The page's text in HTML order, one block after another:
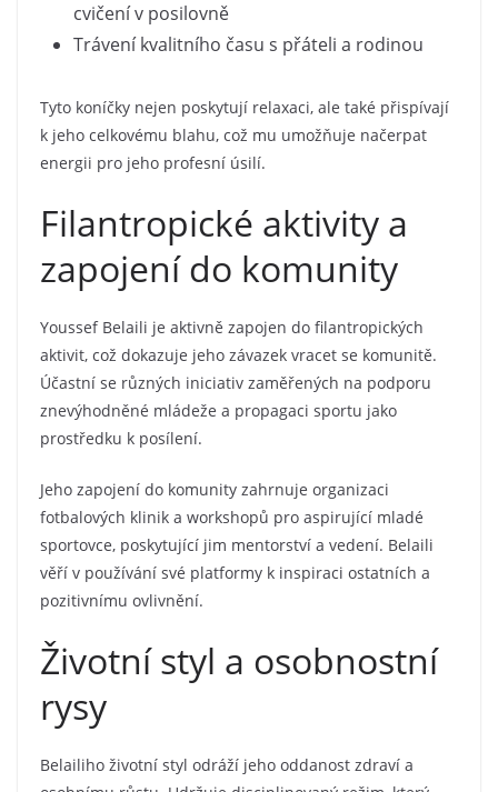
cvičení v posilovně
Trávení kvalitního času s přáteli a rodinou
Tyto koníčky nejen poskytují relaxaci, ale také přispívají
k jeho celkovému blahu, což mu umožňuje načerpat
energii pro jeho profesní úsilí.
Filantropické aktivity a
zapojení do komunity
Youssef Belaili je aktivně zapojen do filantropických
aktivit, což dokazuje jeho závazek vracet se komunitě.
Účastní se různých iniciativ zaměřených na podporu
znevýhodněné mládeže a propagaci sportu jako
prostředku k posílení.
Jeho zapojení do komunity zahrnuje organizaci
fotbalových klinik a workshopů pro aspirující mladé
sportovce, poskytující jim mentorství a vedení. Belaili
věří v používání své platformy k inspiraci ostatních a
pozitivnímu ovlivnění.
Životní styl a osobnostní
rysy
Belailiho životní styl odráží jeho oddanost zdraví a